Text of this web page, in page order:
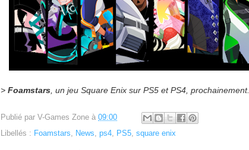
> Foamstars, un jeu Square Enix sur PS5 et PS4, prochainement.
Publié par V-Games Zone à 09:00
Libellés : Foamstars News ps4 PS5 square enix